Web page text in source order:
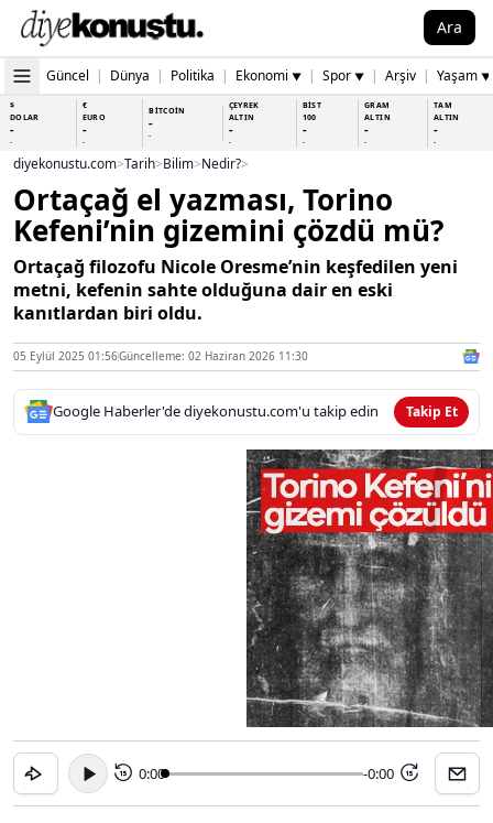
Ara
Güncel | Dünya | Politika | Ekonomi ▼ | Spor ▼ | Arşiv | Yaşam ▼
$
DOLAR
-
-
€
EURO
-
-
BİTCOİN
-
-
ÇEYREK
ALTIN
-
-
BİST
100
-
-
GRAM
ALTIN
-
-
TAM
ALTIN
-
-
diyekonustu.com>Tarih>Bilim>Nedir?>
Ortaçağ el yazması, Torino
Kefeni’nin gizemini çözdü mü?
Ortaçağ filozofu Nicole Oresme’nin keşfedilen yeni
metni, kefenin sahte olduğuna dair en eski
kanıtlardan biri oldu.
05 Eylül 2025 01:56Güncelleme: 02 Haziran 2026 11:30
Google Haberler'de diyekonustu.com'u takip edin Takip Et
15 0:00 -0:00 15